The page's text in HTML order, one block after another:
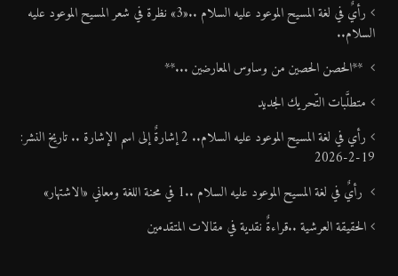
رأيٌ في لغة المسيح الموعود عليه السلام ..«3» نظرة في شعر المسيح الموعود عليه
السلام..
**الحصن الحصين من وساوس المعارضين ...**
متطلَّبات التّحريك الجديد
رأي في لغة المسيح الموعود عليه السلام.. 2 إشارةٌ إلى اسم الإشارة .. تاريخ النشر:
19-2-2026
رأيٌ في لغة المسيح الموعود عليه السلام ..1 في محنة اللغة ومعاني «الاشتهار»
الحقيقة العرشية ..قراءةٌ نقدية في مقالات المتقدمين